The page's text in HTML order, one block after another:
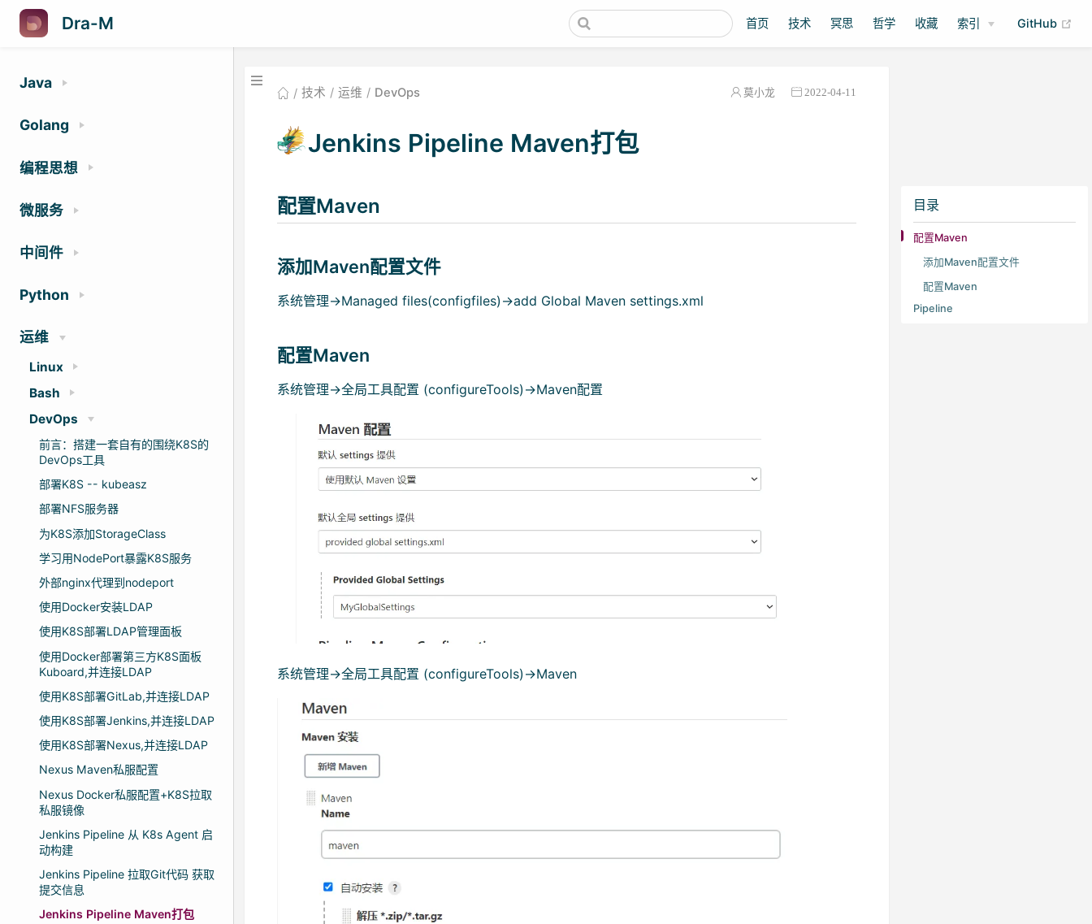
Dra-M 首页 技术 冥思 哲学 收藏 索引 GitHub
Java
Golang
编程思想
微服务
中间件
Python
运维
Linux
Bash
DevOps
前言：搭建一套自有的围绕K8S的
DevOps工具
部署K8S -- kubeasz
部署NFS服务器
为K8S添加StorageClass
学习用NodePort暴露K8S服务
外部nginx代理到nodeport
使用Docker安装LDAP
使用K8S部署LDAP管理面板
使用Docker部署第三方K8S面板
Kuboard,并连接LDAP
使用K8S部署GitLab,并连接LDAP
使用K8S部署Jenkins,并连接LDAP
使用K8S部署Nexus,并连接LDAP
Nexus Maven私服配置
Nexus Docker私服配置+K8S拉取
私服镜像
Jenkins Pipeline 从 K8s Agent 启
动构建
Jenkins Pipeline 拉取Git代码 获取
提交信息
Jenkins Pipeline Maven打包
技术 运维 DevOps 莫小龙 2022-04-11
目录
配置Maven
添加Maven配置文件
配置Maven
Pipeline
Jenkins Pipeline Maven打包
配置Maven
添加Maven配置文件
系统管理->Managed files(configfiles)->add Global Maven settings.xml
配置Maven
系统管理->全局工具配置 (configureTools)->Maven配置
系统管理->全局工具配置 (configureTools)->Maven